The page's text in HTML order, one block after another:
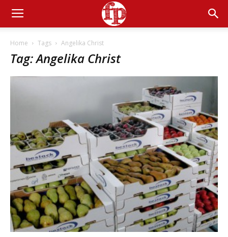
Home Tags Angelika Christ
Tag: Angelika Christ